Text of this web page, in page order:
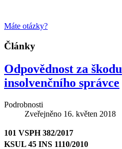
Máte otázky?
Články
Odpovědnost za škodu
insolvenčního správce
Podrobnosti
Zveřejněno 16. květen 2018
101 VSPH 382/2017
KSUL 45 INS 1110/2010